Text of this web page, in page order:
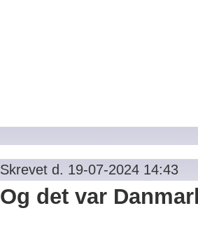
Skrevet d. 19-07-2024 14:43
Og det var